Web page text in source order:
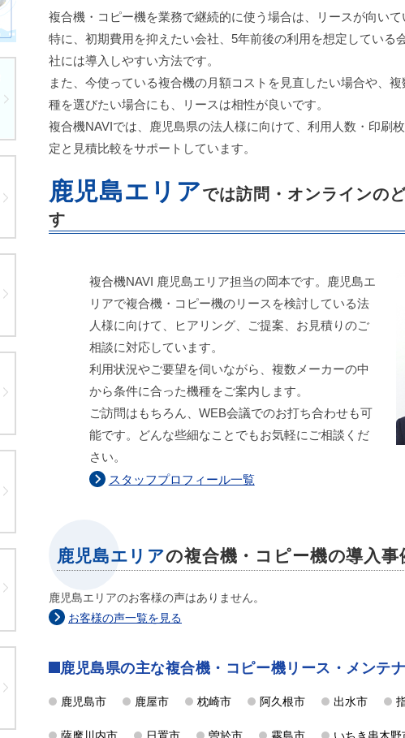
複合機・コピー機を業務で継続的に使う場合は、リースが向いて
特に、初期費用を抑えたい会社、5年前後の利用を想定している
社には導入しやすい方法です。
また、今使っている複合機の月額コストを見直したい場合や、
種を選びたい場合にも、リースは相性が良いです。
複合機NAVIでは、鹿児島県の法人様に向けて、利用人数・印刷
定と見積比較をサポートしています。
鹿児島エリアでは訪問・オンラインの
す
複合機NAVI 鹿児島エリア担当の岡本です。鹿児島エ
リアで複合機・コピー機のリースを検討している法
人様に向けて、ヒアリング、ご提案、お見積りのご
相談に対応しています。
利用状況やご要望を伺いながら、複数メーカーの中
から条件に合った機種をご案内します。
ご訪問はもちろん、WEB会議でのお打ち合わせも可
能です。どんな些細なことでもお気軽にご相談くだ
さい。
スタッフプロフィール一覧
鹿児島エリアの複合機・コピー機の導入事
鹿児島エリアのお客様の声はありません。
お客様の声一覧を見る
鹿児島県の主な複合機・コピー機リース・メンテ
鹿児島市 鹿屋市 枕崎市 阿久根市 出水市